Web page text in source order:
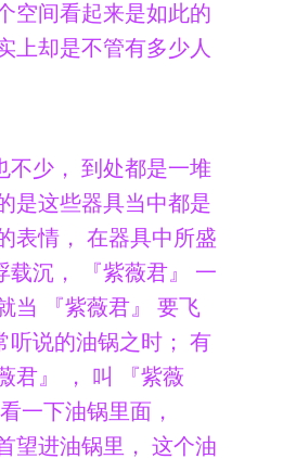
空间看起来是如此的
上却是不管有多少人
不少， 到处都是一堆
是这些器具当中都是
表情， 在器具中所盛
载沉， 『紫薇君』 一
当 『紫薇君』 要飞
听说的油锅之时； 有
君』 ， 叫 『紫薇
一下油锅里面，
望进油锅里， 这个油